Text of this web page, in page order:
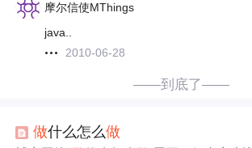
摩尔信使MThings
java..
2010-06-28
——到底了——
做什么怎么做